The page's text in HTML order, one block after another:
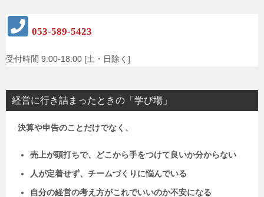
053-589-5423
受付時間 9:00-18:00 [土・日除く]
経営に行き詰まったときの「学び場」
決算や申告のことだけでなく、
売上が頭打ちで、どこから手をつけて良いか分からない
人が定着せず、チームづくりに悩んでいる
自分の経営の考え方がこれでいいのか不安になる